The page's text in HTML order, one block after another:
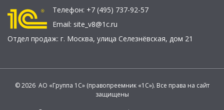
Телефон: +7 (495) 737-92-57
Email: site_v8@1c.ru
Отдел продаж: г. Москва, улица Селезнёвская, дом 21
© 2026 АО «Группа 1С» (правопреемник «1С»). Все права на сайт
защищены